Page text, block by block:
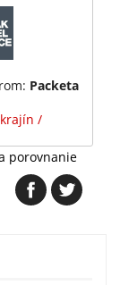
Packeta
/
porovnanie